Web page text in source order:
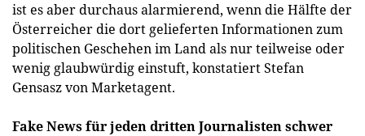
ist es aber durchaus alarmierend, wenn die Hälfte der
Österreicher die dort gelieferten Informationen zum
politischen Geschehen im Land als nur teilweise oder
wenig glaubwürdig einstuft, konstatiert Stefan
Gensasz von Marketagent.
Fake News für jeden dritten Journalisten schwer